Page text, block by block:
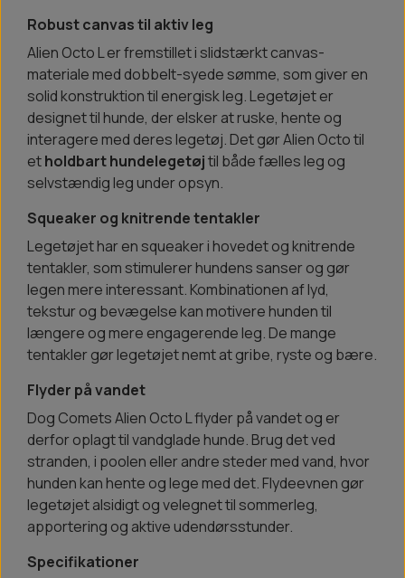
Robust canvas til aktiv leg
Alien Octo L er fremstillet i slidstærkt canvas-
materiale med dobbelt-syede sømme, som giver en
solid konstruktion til energisk leg. Legetøjet er
designet til hunde, der elsker at ruske, hente og
interagere med deres legetøj. Det gør Alien Octo til
etholdbart hundelegetøjtil både fælles leg og
selvstændig leg under opsyn.
Squeaker og knitrende tentakler
Legetøjet har en squeaker i hovedet og knitrende
tentakler, som stimulerer hundens sanser og gør
legen mere interessant. Kombinationen af lyd,
tekstur og bevægelse kan motivere hunden til
længere og mere engagerende leg. De mange
tentakler gør legetøjet nemt at gribe, ryste og bære.
Flyder på vandet
Dog Comets Alien Octo L flyder på vandet og er
derfor oplagt til vandglade hunde. Brug det ved
stranden, i poolen eller andre steder med vand, hvor
hunden kan hente og lege med det. Flydeevnen gør
legetøjet alsidigt og velegnet til sommerleg,
apportering og aktive udendørsstunder.
Specifikationer